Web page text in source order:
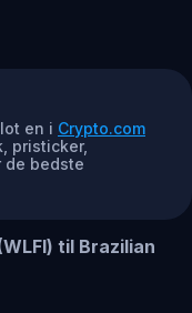
en i Crypto.com
pristicker,
de bedste
til Brazilian